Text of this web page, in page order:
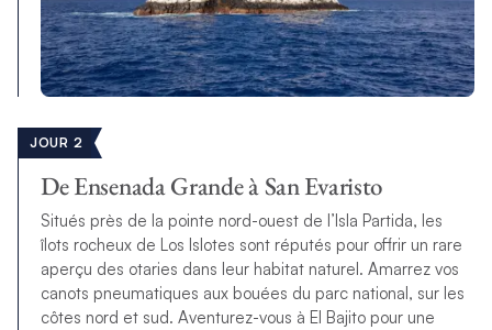
JOUR 2
De Ensenada Grande à San Evaristo
Situés près de la pointe nord-ouest de l’Isla Partida, les
îlots rocheux de Los Islotes sont réputés pour offrir un rare
aperçu des otaries dans leur habitat naturel. Amarrez vos
canots pneumatiques aux bouées du parc national, sur les
côtes nord et sud. Aventurez-vous à El Bajito pour une